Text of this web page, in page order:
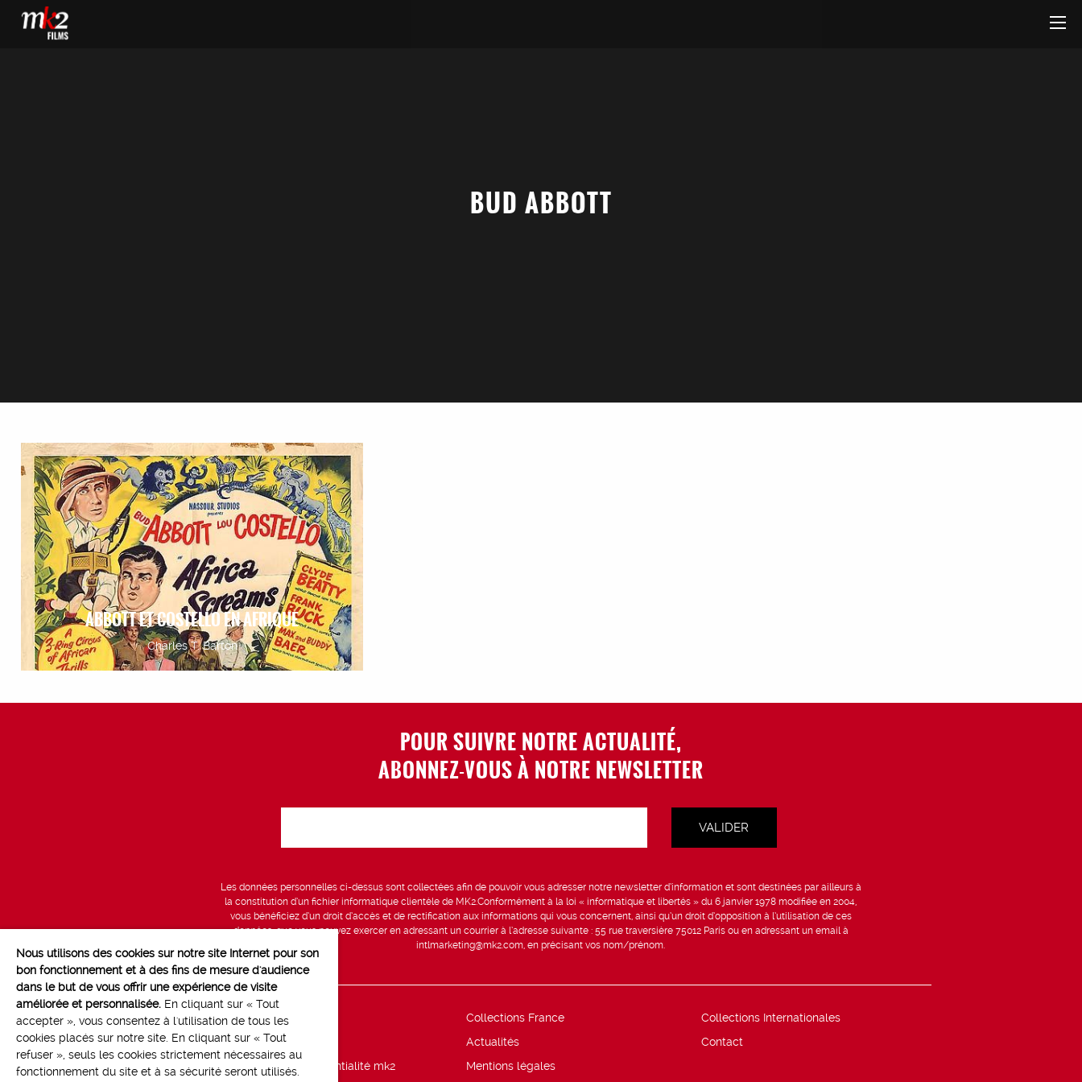
BUD ABBOTT
ABBOTT ET COSTELLO EN AFRIQUE
Charles T. Barton
POUR SUIVRE NOTRE ACTUALITÉ,
ABONNEZ-VOUS À NOTRE NEWSLETTER
Les données personnelles ci-dessus sont collectées afin de pouvoir vous adresser notre newsletter d’information et sont destinées par ailleurs à
la constitution d’un fichier informatique clientèle de MK2.Conformément à la loi « informatique et libertés » du 6 janvier 1978 modifiée en 2004,
vous bénéficiez d’un droit d’accès et de rectification aux informations qui vous concernent, ainsi qu’un droit d’opposition à l’utilisation de ces
données, que vous pouvez exercer en adressant un courrier à l’adresse suivante : 55 rue traversière 75012 Paris ou en adressant un email à
intlmarketing@mk2.com, en précisant vos nom/prénom.
Line up Collections France
Collections Internationales
Marchés
Actualités
Contact
Politique de confidentialité mk2
Mentions légales
Nous utilisons des cookies sur notre site Internet pour son
bon fonctionnement et à des fins de mesure d'audience
dans le but de vous offrir une expérience de visite
améliorée et personnalisée. En cliquant sur « Tout
accepter », vous consentez à l'utilisation de tous les
cookies placés sur notre site. En cliquant sur « Tout
refuser », seuls les cookies strictement nécessaires au
fonctionnement du site et à sa sécurité seront utilisés.